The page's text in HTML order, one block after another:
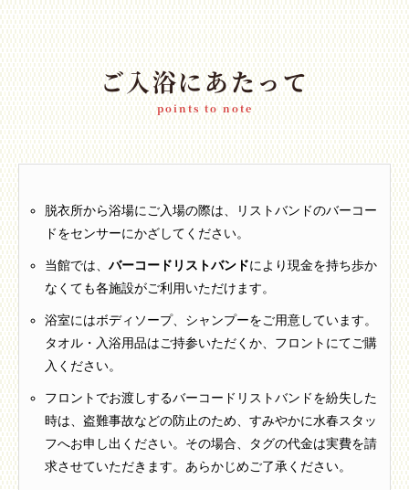
ご入浴にあたって
points to note
脱衣所から浴場にご入場の際は、リストバンドのバーコー
ドをセンサーにかざしてください。
当館では、 バーコードリストバンドにより現金を持ち歩か
なくても各施設がご利用いただけます。
浴室にはボディソープ、シャンプーをご用意しています。
タオル・入浴用品はご持参いただくか、フロントにてご購
入ください。
フロントでお渡しするバーコードリストバンドを紛失した
時は、盗難事故などの防止のため、すみやかに水春スタッ
フへお申し出ください。その場合、タグの代金は実費を請
求させていただきます。あらかじめご了承ください。